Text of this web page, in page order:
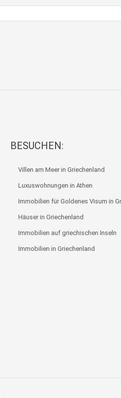
BESUCHEN:
Villen am Meer in Griechenland
Luxuswohnungen in Athen
Immobilien für Goldenes Visum in
Häuser in Griechenland
Immobilien auf griechischen Inseln
Immobilien in Griechenland